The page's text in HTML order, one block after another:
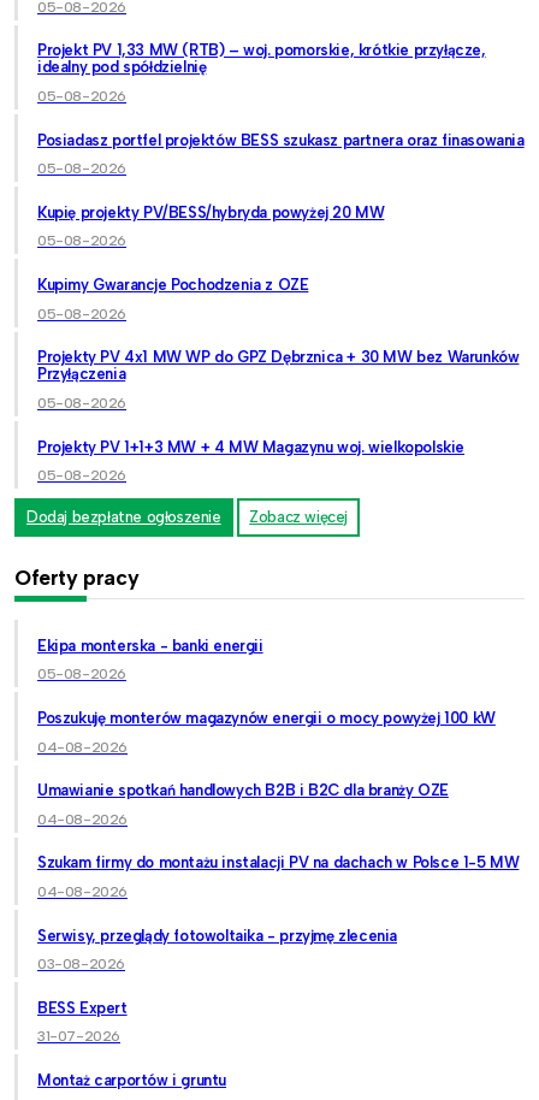
05-08-2026
Projekt PV 1,33 MW (RTB) – woj. pomorskie, krótkie przyłącze,
idealny pod spółdzielnię
05-08-2026
Posiadasz portfel projektów BESS szukasz partnera oraz finasowania
05-08-2026
Kupię projekty PV/BESS/hybryda powyżej 20 MW
05-08-2026
Kupimy Gwarancje Pochodzenia z OZE
05-08-2026
Projekty PV 4x1 MW WP do GPZ Dębrznica + 30 MW bez Warunków
Przyłączenia
05-08-2026
Projekty PV 1+1+3 MW + 4 MW Magazynu woj. wielkopolskie
05-08-2026
Dodaj bezpłatne ogłoszenie Zobacz więcej
Oferty pracy
Ekipa monterska - banki energii
05-08-2026
Poszukuję monterów magazynów energii o mocy powyżej 100 kW
04-08-2026
Umawianie spotkań handlowych B2B i B2C dla branży OZE
04-08-2026
Szukam firmy do montażu instalacji PV na dachach w Polsce 1-5 MW
04-08-2026
Serwisy, przeglądy fotowoltaika - przyjmę zlecenia
03-08-2026
BESS Expert
31-07-2026
Montaż carportów i gruntu